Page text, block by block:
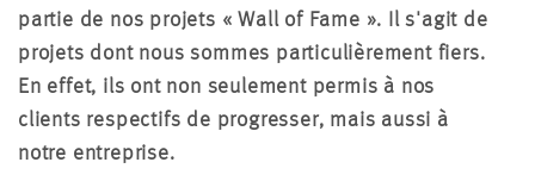
partie de nos projets « Wall of Fame ». Il s'agit de
projets dont nous sommes particulièrement fiers.
En effet, ils ont non seulement permis à nos
clients respectifs de progresser, mais aussi à
notre entreprise.